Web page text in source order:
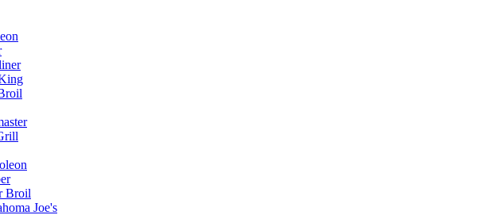
Broil
Joe's